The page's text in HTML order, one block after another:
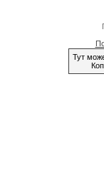
Тут